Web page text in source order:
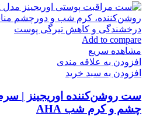
Add to compare
مشاهده سریع
افزودن به علاقه مندی
افزودن به سبد خرید
ست روشن‌کننده اوریجینز |
چشم و کرم شب AHA